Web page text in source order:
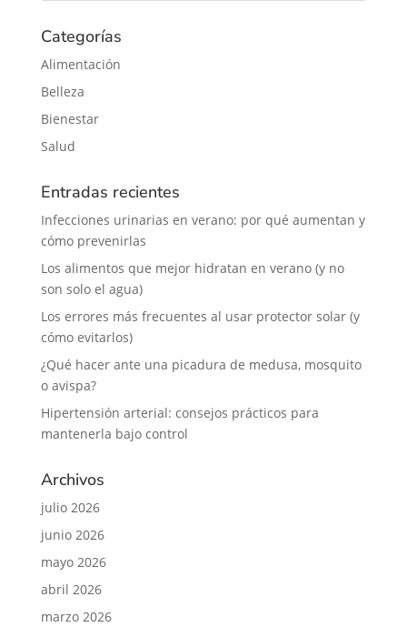
Categorías
Alimentación
Belleza
Bienestar
Salud
Entradas recientes
Infecciones urinarias en verano: por qué aumentan y
cómo prevenirlas
Los alimentos que mejor hidratan en verano (y no
son solo el agua)
Los errores más frecuentes al usar protector solar (y
cómo evitarlos)
¿Qué hacer ante una picadura de medusa, mosquito
o avispa?
Hipertensión arterial: consejos prácticos para
mantenerla bajo control
Archivos
julio 2026
junio 2026
mayo 2026
abril 2026
marzo 2026